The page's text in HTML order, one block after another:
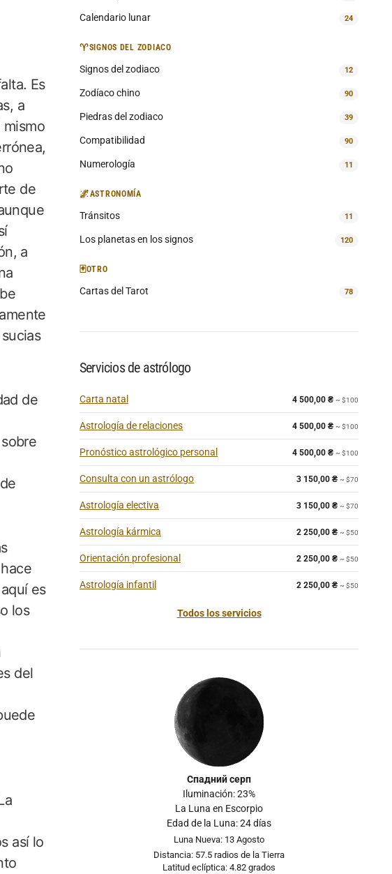
Es
a
de
a
de
es
los
del
así lo
Calendario lunar 24
♈SIGNOS DEL ZODIACO
Signos del zodiaco 12
Zodíaco chino 90
Piedras del zodiaco 39
Compatibilidad 90
Numerología 11
🌌ASTRONOMÍA
Tránsitos 11
Los planetas en los signos 120
🃏OTRO
Cartas del Tarot 78
Servicios de astrólogo
Carta natal 4 500,00 ₴ ~ $100
Astrología de relaciones 4 500,00 ₴ ~ $100
Pronóstico astrológico personal 4 500,00 ₴ ~ $100
Consulta con un astrólogo 3 150,00 ₴ ~ $70
Astrología electiva 3 150,00 ₴ ~ $70
Astrología kármica 2 250,00 ₴ ~ $50
Orientación profesional 2 250,00 ₴ ~ $50
Astrología infantil 2 250,00 ₴ ~ $50
Todos los servicios
Спадний серп
Iluminación: 23%
La Luna en Escorpio
Edad de la Luna: 24 días
Luna Nueva: 13 Agosto
Distancia: 57.5 radios de la Tierra
Latitud eclíptica: 4.82 grados